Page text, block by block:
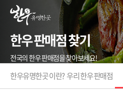
한우 판매점 찾기
전국의 한우 판매점을 찾아보세요!
한우유명한곳 이란? 우리 한우 판매점